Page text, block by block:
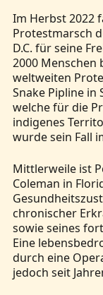
Im Herbst 2022
Protestmarsch
D.C. für seine
2000 Menschen
weltweiten
Snake Pipline in
welche für die
indigenes
wurde sein Fall
Mittlerweile ist
Coleman in
chronischer
sowie seines
Eine
durch eine
jedoch seit